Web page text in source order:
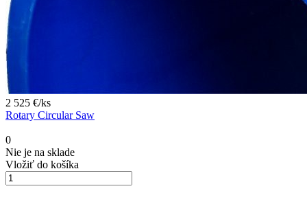
2 525 €/ks
Rotary Circular Saw
0
Nie je na sklade
Vložiť do košíka